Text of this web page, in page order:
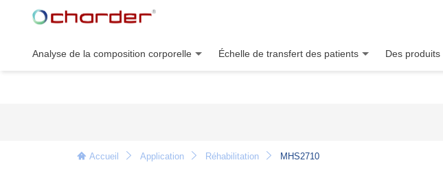
Analyse de la composition corporelle Échelle de transfert des patients Des produits
Accueil Application Réhabilitation MHS2710